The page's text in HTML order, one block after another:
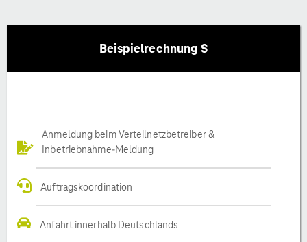
Beispielrechnung S
Anmeldung beim Verteilnetzbetreiber &
Inbetriebnahme-Meldung
Auftragskoordination
Anfahrt innerhalb Deutschlands